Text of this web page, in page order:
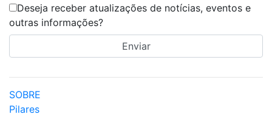
Deseja receber atualizações de notícias, eventos e
outras informações?
SOBRE
Pilares